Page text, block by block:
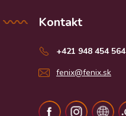
Kontakt
+421 948 454 564
fenix@fenix.sk